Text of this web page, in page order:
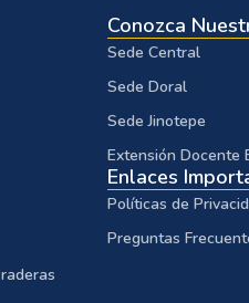
Conozca
Sede Central
Sede Doral
Sede Jinotepe
Extensión Docente
Enlaces
Políticas de
Preguntas